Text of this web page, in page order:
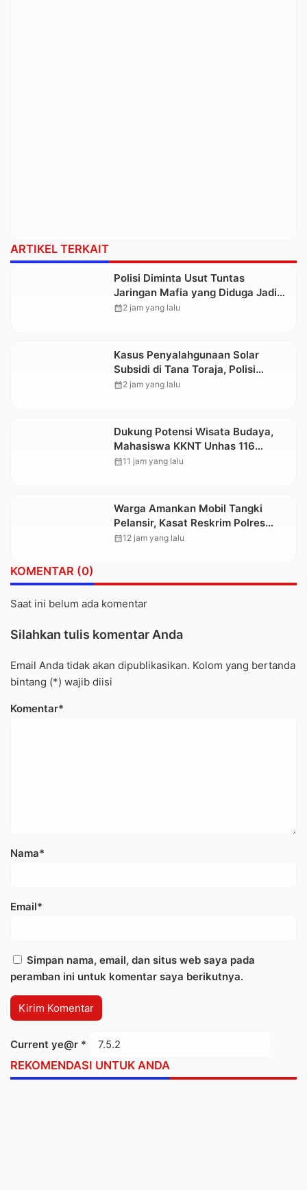
ARTIKEL TERKAIT
Polisi Diminta Usut Tuntas
Jaringan Mafia yang Diduga Jadi
Penyebab Kelangkaan BBM di
calendar_month2 jam yang lalu
Kasus Penyalahgunaan Solar
Subsidi di Tana Toraja, Polisi
Tetapkan Tiga Tersangka Baru
calendar_month2 jam yang lalu
Dukung Potensi Wisata Budaya,
Mahasiswa KKNT Unhas 116
Kelurahan Nonongan Utara Pasang
calendar_month11 jam yang lalu
Warga Amankan Mobil Tangki
Pelansir, Kasat Reskrim Polres
Toraja Utara: Proses Hukum
calendar_month12 jam yang lalu
KOMENTAR (0)
Saat ini belum ada komentar
Silahkan tulis komentar Anda
Email Anda tidak akan dipublikasikan. Kolom yang bertanda
bintang (*) wajib diisi
Komentar*
Nama*
Email*
Simpan nama, email, dan situs web saya pada
peramban ini untuk komentar saya berikutnya.
Current ye@r *
REKOMENDASI UNTUK ANDA